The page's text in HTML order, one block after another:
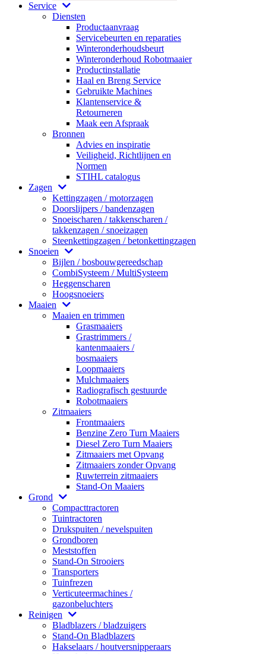
Service
Diensten
Productaanvraag
Servicebeurten en reparaties
Winteronderhoudsbeurt
Winteronderhoud Robotmaaier
Productinstallatie
Haal en Breng Service
Gebruikte Machines
Klantenservice &
Retourneren
Maak een Afspraak
Bronnen
Advies en inspiratie
Veiligheid, Richtlijnen en
Normen
STIHL catalogus
Zagen
Kettingzagen / motorzagen
Doorslijpers / bandenzagen
Snoeischaren / takkenscharen /
takkenzagen / snoeizagen
Steenkettingzagen / betonkettingzagen
Snoeien
Bijlen / bosbouwgereedschap
CombiSysteem / MultiSysteem
Heggenscharen
Hoogsnoeiers
Maaien
Maaien en trimmen
Grasmaaiers
Grastrimmers /
kantenmaaiers /
bosmaaiers
Loopmaaiers
Mulchmaaiers
Radiografisch gestuurde
Robotmaaiers
Zitmaaiers
Frontmaaiers
Benzine Zero Turn Maaiers
Diesel Zero Turn Maaiers
Zitmaaiers met Opvang
Zitmaaiers zonder Opvang
Ruwterrein zitmaaiers
Stand-On Maaiers
Grond
Compacttractoren
Tuintractoren
Drukspuiten / nevelspuiten
Grondboren
Meststoffen
Stand-On Strooiers
Transporters
Tuinfrezen
Verticuteermachines /
gazonbeluchters
Reinigen
Bladblazers / bladzuigers
Stand-On Bladblazers
Hakselaars / houtversnipperaars